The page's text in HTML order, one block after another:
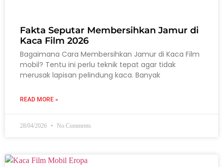
Fakta Seputar Membersihkan Jamur di
Kaca Film 2026
Bagaimana Cara Membersihkan Jamur di Kaca Film
mobil? Tentu ini perlu teknik tepat agar tidak
merusak lapisan pelindung kaca. Banyak
READ MORE »
28/04/2026 No Comments